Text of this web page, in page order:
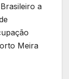
a
Meira